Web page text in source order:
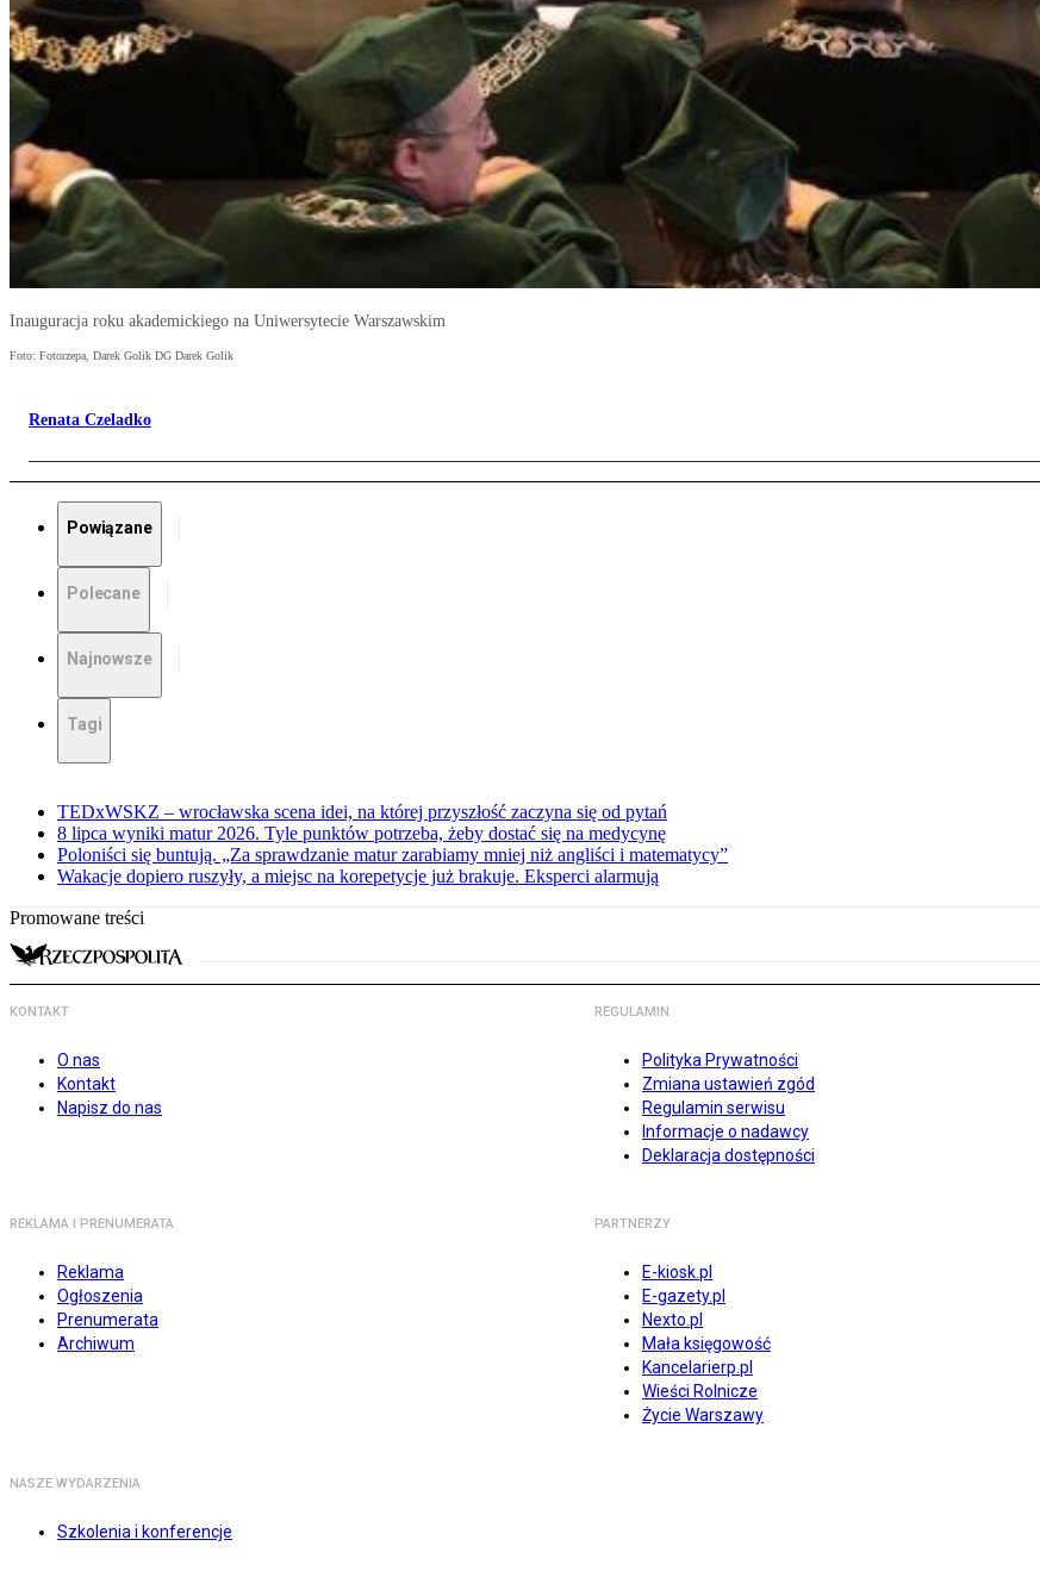
Inauguracja roku akademickiego na Uniwersytecie Warszawskim
Foto: Fotorzepa, Darek Golik DG Darek Golik
Renata Czeladko
Powiązane
Polecane
Najnowsze
Tagi
TEDxWSKZ – wrocławska scena idei, na której przyszłość zaczyna się od pytań
8 lipca wyniki matur 2026. Tyle punktów potrzeba, żeby dostać się na medycynę
Poloniści się buntują. „Za sprawdzanie matur zarabiamy mniej niż angliści i matematycy”
Wakacje dopiero ruszyły, a miejsc na korepetycje już brakuje. Eksperci alarmują
Promowane treści
KONTAKT
O nas
Kontakt
Napisz do nas
REGULAMIN
Polityka Prywatności
Zmiana ustawień zgód
Regulamin serwisu
Informacje o nadawcy
Deklaracja dostępności
REKLAMA I PRENUMERATA
Reklama
Ogłoszenia
Prenumerata
Archiwum
PARTNERZY
E-kiosk.pl
E-gazety.pl
Nexto.pl
Mała księgowość
Kancelarierp.pl
Wieści Rolnicze
Życie Warszawy
NASZE WYDARZENIA
Szkolenia i konferencje